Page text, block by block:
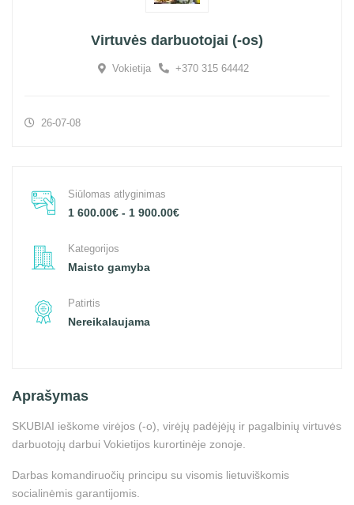
Virtuvės darbuotojai (-os)
Vokietija +370 315 64442
26-07-08
Siūlomas atlyginimas
1 600.00€ - 1 900.00€
Kategorijos
Maisto gamyba
Patirtis
Nereikalaujama
Aprašymas
SKUBIAI ieškome virėjos (-o), virėjų padėjėjų ir pagalbinių virtuvės
darbuotojų darbui Vokietijos kurortinėje zonoje.
Darbas komandiruočių principu su visomis lietuviškomis
socialinėmis garantijomis.